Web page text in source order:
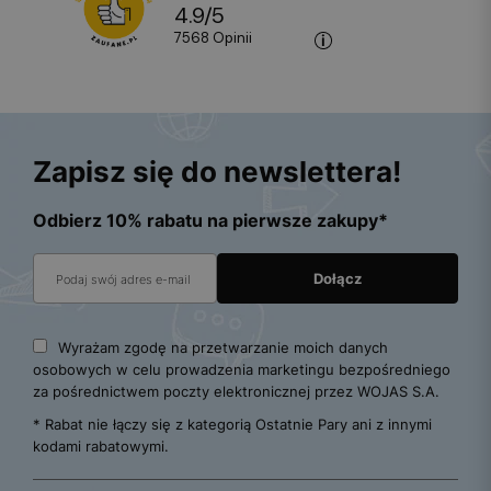
4.9/5
7568 opinii
Zapisz się do newslettera!
Odbierz 10% rabatu na pierwsze zakupy*
Wyrażam zgodę na przetwarzanie moich danych
osobowych w celu prowadzenia marketingu bezpośredniego
za pośrednictwem poczty elektronicznej przez WOJAS S.A.
* Rabat nie łączy się z kategorią Ostatnie Pary ani z innymi
kodami rabatowymi.